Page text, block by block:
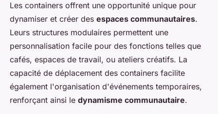
Les containers offrent une opportunité unique pour
dynamiser et créer des espaces communautaires.
Leurs structures modulaires permettent une
personnalisation facile pour des fonctions telles que
cafés, espaces de travail, ou ateliers créatifs. La
capacité de déplacement des containers facilite
également l'organisation d'événements temporaires,
renforçant ainsi le dynamisme communautaire.